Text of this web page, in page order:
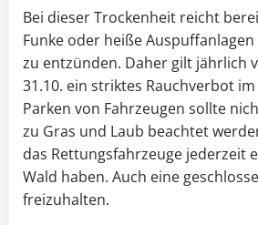
Bei dieser Trockenheit reicht
Funke oder heiße
zu entzünden. Daher gilt jährlich
31.10. ein striktes Rauchverbot im
Parken von Fahrzeugen sollte
zu Gras und Laub beachtet
das Rettungsfahrzeuge jederzeit
Wald haben. Auch eine
freizuhalten.